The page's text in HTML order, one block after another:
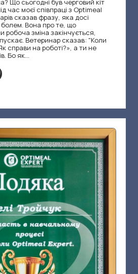
Що сьогодні був черговий кіт
час моєї співпраці з Optimeal
сказав фразу, яка досі
болем. Вона про те, що
робоча зміна закінчується,
Ветеринар сказав: "Коли
справи на роботі?», а ти не
Бо як…